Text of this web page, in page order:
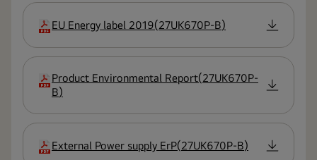
extension
EU Energy label 2019(27UK670P-B)
extension
Product Environmental Report(27UK670P-
B)
extension
External Power supply ErP(27UK670P-B)